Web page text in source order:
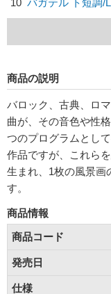
10 バガテル ト短調/
商品の説明
バロック、古典、ロ
曲が、その音色や性
つのプログラムとし
作品ですが、これら
生まれ、1枚の風景画
す。
商品情報
商品コード
発売日
仕様